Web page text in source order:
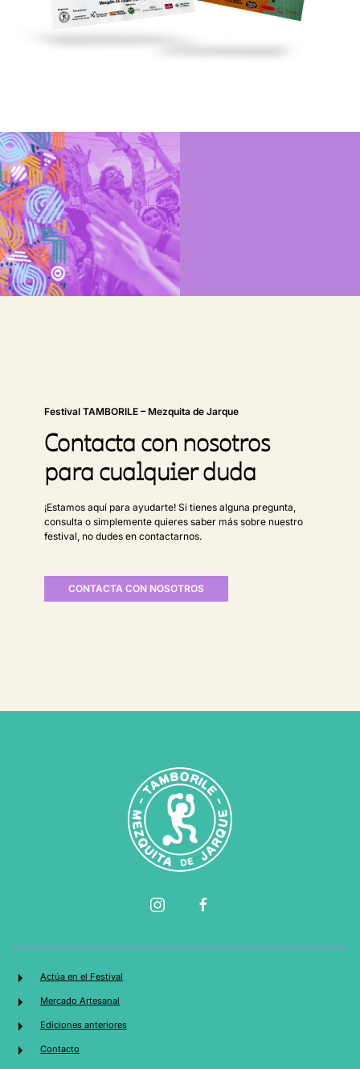
Festival TAMBORILE – Mezquita de Jarque
Contacta con nosotros
para cualquier duda
¡Estamos aquí para ayudarte! Si tienes alguna pregunta,
consulta o simplemente quieres saber más sobre nuestro
festival, no dudes en contactarnos.
CONTACTA CON NOSOTROS
Actúa en el Festival
Mercado Artesanal
Ediciones anteriores
Contacto